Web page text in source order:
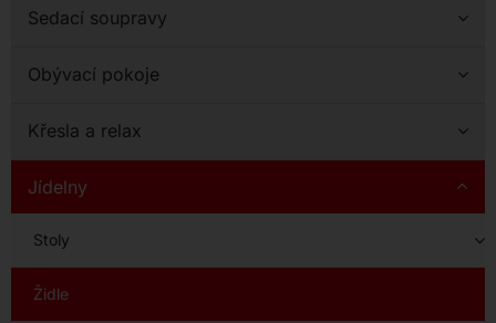
Sedací soupravy
Obývací pokoje
Křesla a relax
Jídelny
Stoly
Židle